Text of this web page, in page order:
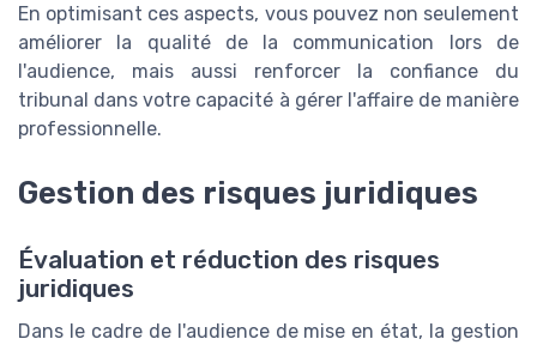
En optimisant ces aspects, vous pouvez non seulement
améliorer la qualité de la communication lors de
l'audience, mais aussi renforcer la confiance du
tribunal dans votre capacité à gérer l'affaire de manière
professionnelle.
Gestion des risques juridiques
Évaluation et réduction des risques
juridiques
Dans le cadre de l'audience de mise en état, la gestion